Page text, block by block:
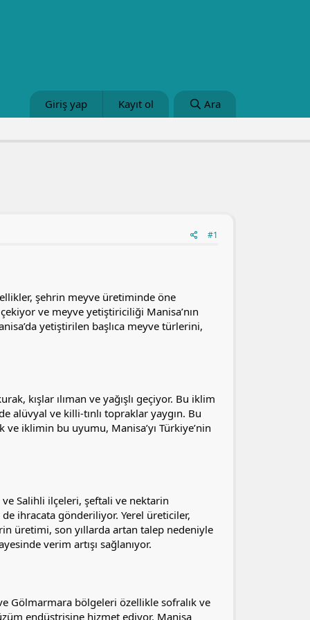
Giriş yap Kayıt ol Ara
#1
şehrin meyve üretiminde öne
ve meyve yetiştiriciliği Manisa’nın
yetiştirilen başlıca meyve türlerini,
kışlar ılıman ve yağışlı geçiyor. Bu iklim
alüvyal ve killi-tınlı topraklar yaygın. Bu
iklimin bu uyumu, Manisa’yı Türkiye’nin
Salihli ilçeleri, şeftali ve nektarin
ihracata gönderiliyor. Yerel üreticiler,
üretimi, son yıllarda artan talep nedeniyle
verim artışı sağlanıyor.
Gölmarmara bölgeleri özellikle sofralık ve
endüstrisine hizmet ediyor. Manisa